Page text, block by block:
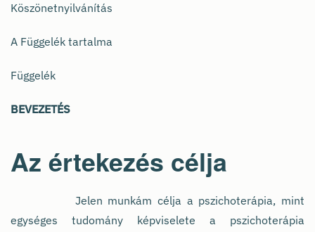
Köszönetnyilvánítás
A Függelék tartalma
Függelék
BEVEZETÉS
Az értekezés célja
Jelen munkám célja a pszichoterápia, mint
egységes tudomány képviselete a pszichoterápia